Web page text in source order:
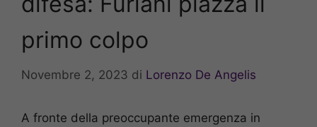
primo colpo
Novembre 2, 2023 di Lorenzo De Angelis
A fronte della preoccupante emergenza in